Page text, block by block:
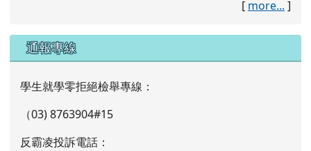
[more...]
學生就學零拒絕檢舉專線：